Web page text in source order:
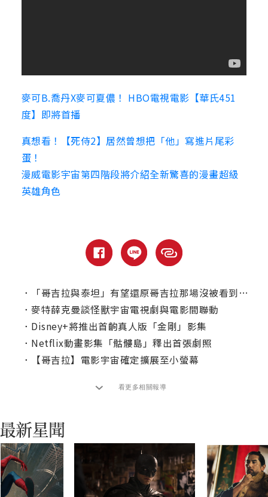
麥可B.喬丹X麥可夏儂！ HBO電視電影【華氏451
度】即將首播
真想看！【死侍2】居然曾想把「他」寫進片尾彩
蛋！
漫威電影宇宙第四階段將介紹全新驚喜的漫畫超級
英雄角色
．
「哥吉拉與泰坦」有望還原哥吉拉那場沒被看到的戰鬥
． 麥特薛克曼談怪獸宇宙電視劇與電影間聯動
． Disney+將推出首齣真人版「金剛」影集
． Netflix動畫影集「骷髏島」釋出首張劇照
．
【哥吉拉】電影宇宙確定擴展至小螢幕
看更多相關報導